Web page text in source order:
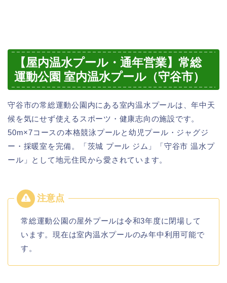
【屋内温水プール・通年営業】常総
運動公園 室内温水プール（守谷市）
守谷市の常総運動公園内にある室内温水プールは、年中天
候を気にせず使えるスポーツ・健康志向の施設です。
50m×7コースの本格競泳プールと幼児プール・ジャグジ
ー・採暖室を完備。「茨城 プール ジム」「守谷市 温水プ
ール」として地元住民から愛されています。
常総運動公園の屋外プールは令和3年度に閉場して
います。現在は室内温水プールのみ年中利用可能で
す。